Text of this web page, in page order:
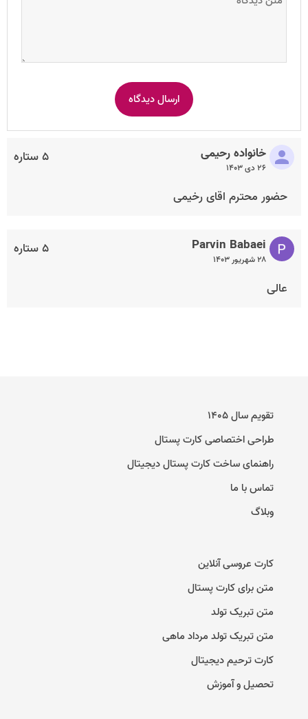
۵ ستاره خانواده رحیمی
۲۶ دی ۱۴۰۳
حضور محترم اقای رخیمی
۵ ستاره Parvin Babaei
۲۸ شهریور ۱۴۰۳
عالی
تقویم سال ۱۴۰۵
طراحی اختصاصی کارت پستال
راهنمای ساخت کارت پستال دیجیتال
تماس با ما
وبلاگ
کارت عروسی آنلاین
متن برای کارت پستال
متن تبریک تولد
متن تبریک تولد مرداد ماهی
کارت ترحیم دیجیتال
تحصیل و آموزش